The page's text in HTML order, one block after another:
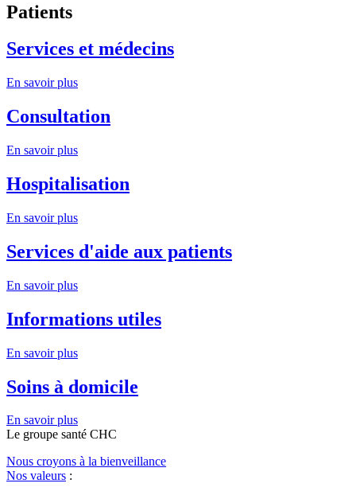
Patients
Services et médecins
En savoir plus
Consultation
En savoir plus
Hospitalisation
En savoir plus
Services d'aide aux patients
En savoir plus
Informations utiles
En savoir plus
Soins à domicile
En savoir plus
Le groupe santé CHC
Nous croyons à la bienveillance
Nos valeurs :